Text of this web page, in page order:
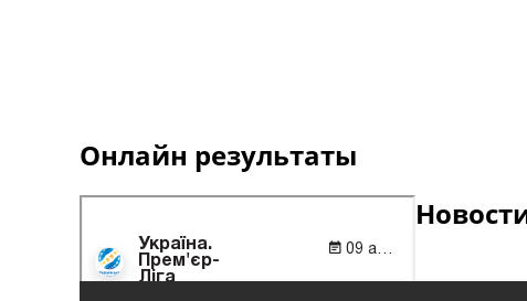
Онлайн результаты